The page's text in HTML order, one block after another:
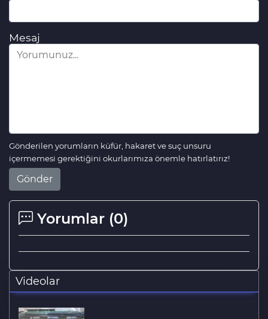
Mesaj
Gönderilen yorumların küfür, hakaret ve suç unsuru
içermemesi gerektiğini okurlarımıza önemle hatırlatırız!
Gönder
Yorumlar (0)
Videolar